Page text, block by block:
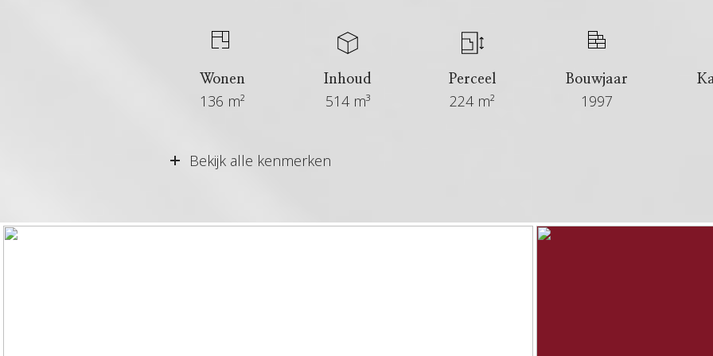
Wonen
136 m²
Inhoud
514 m³
Perceel
224 m²
Bouwjaar
1997
Status
Verkocht
Bekijk alle kenmerken